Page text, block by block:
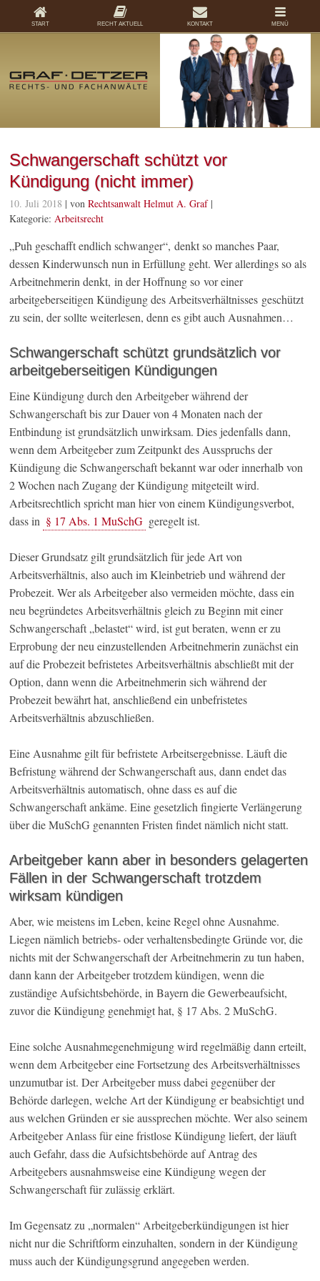
Schwangerschaft schützt vor
Kündigung (nicht immer)
10. Juli 2018 | vonRechtsanwalt Helmut A. Graf|
Kategorie:Arbeitsrecht
„Puh geschafft endlich schwanger“, denkt so manches Paar,
dessen Kinderwunsch nun in Erfüllung geht. Wer allerdings so als
Arbeitnehmerin denkt, in der Hoffnung so vor einer
arbeitgeberseitigen Kündigung des Arbeitsverhältnisses geschützt
zu sein, der sollte weiterlesen, denn es gibt auch Ausnahmen…
Schwangerschaft schützt grundsätzlich vor
arbeitgeberseitigen Kündigungen
Eine Kündigung durch den Arbeitgeber während der
Schwangerschaft bis zur Dauer von 4 Monaten nach der
Entbindung ist grundsätzlich unwirksam. Dies jedenfalls dann,
wenn dem Arbeitgeber zum Zeitpunkt des Ausspruchs der
Kündigung die Schwangerschaft bekannt war oder innerhalb von
2 Wochen nach Zugang der Kündigung mitgeteilt wird.
Arbeitsrechtlich spricht man hier von einem Kündigungsverbot,
dass in § 17 Abs. 1 MuSchG geregelt ist.
Dieser Grundsatz gilt grundsätzlich für jede Art von
Arbeitsverhältnis, also auch im Kleinbetrieb und während der
Probezeit. Wer als Arbeitgeber also vermeiden möchte, dass ein
neu begründetes Arbeitsverhältnis gleich zu Beginn mit einer
Schwangerschaft „belastet“ wird, ist gut beraten, wenn er zu
Erprobung der neu einzustellenden Arbeitnehmerin zunächst ein
auf die Probezeit befristetes Arbeitsverhältnis abschließt mit der
Option, dann wenn die Arbeitnehmerin sich während der
Probezeit bewährt hat, anschließend ein unbefristetes
Arbeitsverhältnis abzuschließen.
Eine Ausnahme gilt für befristete Arbeitsergebnisse. Läuft die
Befristung während der Schwangerschaft aus, dann endet das
Arbeitsverhältnis automatisch, ohne dass es auf die
Schwangerschaft ankäme. Eine gesetzlich fingierte Verlängerung
über die MuSchG genannten Fristen findet nämlich nicht statt.
Arbeitgeber kann aber in besonders gelagerten
Fällen in der Schwangerschaft trotzdem
wirksam kündigen
Aber, wie meistens im Leben, keine Regel ohne Ausnahme.
Liegen nämlich betriebs- oder verhaltensbedingte Gründe vor, die
nichts mit der Schwangerschaft der Arbeitnehmerin zu tun haben,
dann kann der Arbeitgeber trotzdem kündigen, wenn die
zuständige Aufsichtsbehörde, in Bayern die Gewerbeaufsicht,
zuvor die Kündigung genehmigt hat, § 17 Abs. 2 MuSchG.
Eine solche Ausnahmegenehmigung wird regelmäßig dann erteilt,
wenn dem Arbeitgeber eine Fortsetzung des Arbeitsverhältnisses
unzumutbar ist. Der Arbeitgeber muss dabei gegenüber der
Behörde darlegen, welche Art der Kündigung er beabsichtigt und
aus welchen Gründen er sie aussprechen möchte. Wer also seinem
Arbeitgeber Anlass für eine fristlose Kündigung liefert, der läuft
auch Gefahr, dass die Aufsichtsbehörde auf Antrag des
Arbeitgebers ausnahmsweise eine Kündigung wegen der
Schwangerschaft für zulässig erklärt.
Im Gegensatz zu „normalen“ Arbeitgeberkündigungen ist hier
nicht nur die Schriftform einzuhalten, sondern in der Kündigung
muss auch der Kündigungsgrund angegeben werden.
START RECHT AKTUELL KONTAKT MENÜ